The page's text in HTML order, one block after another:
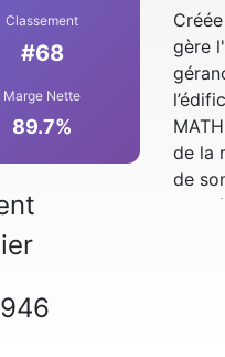
Classement
#68
Marge Nette
89.7%
gère
de la
de